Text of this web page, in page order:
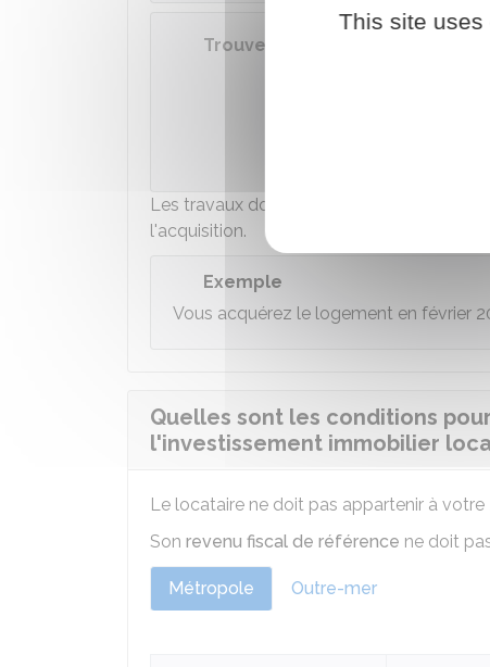
Trouver un professionnel RGE
Agence de la
Les travaux doivent être terminés, au
l'acquisition.
Exemple
Vous acquérez le logement en février
Quelles sont les conditions
l'investissement immobilier
Le locataire ne doit pas appartenir à votre
Son revenu fiscal de référence ne doit
Métropole Outre-mer
This site